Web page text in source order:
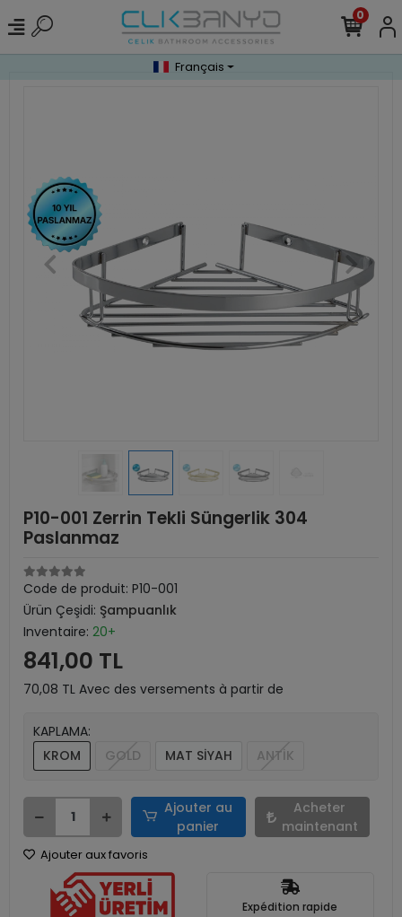
0
Français
P10-001 Zerrin Tekli Süngerlik 304
Paslanmaz
Code de produit: P10-001
Ürün Çeşidi: Şampuanlık
Inventaire: 20+
841,00 TL
70,08 TL Avec des versements à partir de
KAPLAMA:
KROM
GOLD MAT SİYAH ANTİK
Ajouter au
panier
Acheter
maintenant
Ajouter aux favoris
Expédition rapide